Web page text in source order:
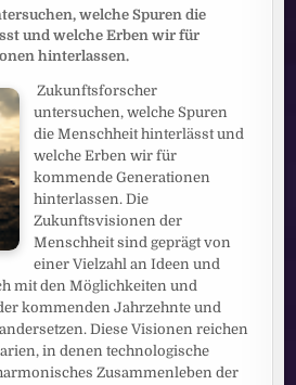
welche Spuren die
und welche Erben wir für
hinterlassen.
Zukunftsforscher
untersuchen, welche Spuren
die Menschheit hinterlässt und
welche Erben wir für
kommende Generationen
hinterlassen. Die
Zukunftsvisionen der
Menschheit sind geprägt von
einer Vielzahl an Ideen und
mit den Möglichkeiten und
kommenden Jahrzehnte und
Diese Visionen reichen
in denen technologische
Zusammenleben der